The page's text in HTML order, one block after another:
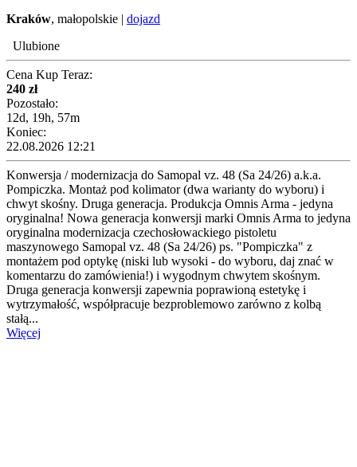
Kraków, małopolskie | dojazd
Ulubione
Cena Kup Teraz:
240 zł
Pozostało:
12d, 19h, 57m
Koniec:
22.08.2026 12:21
Konwersja / modernizacja do Samopal vz. 48 (Sa 24/26) a.k.a.
Pompiczka. Montaż pod kolimator (dwa warianty do wyboru) i
chwyt skośny. Druga generacja. Produkcja Omnis Arma - jedyna
oryginalna! Nowa generacja konwersji marki Omnis Arma to jedyna
oryginalna modernizacja czechosłowackiego pistoletu
maszynowego Samopal vz. 48 (Sa 24/26) ps. "Pompiczka" z
montażem pod optykę (niski lub wysoki - do wyboru, daj znać w
komentarzu do zamówienia!) i wygodnym chwytem skośnym.
Druga generacja konwersji zapewnia poprawioną estetykę i
wytrzymałość, współpracuje bezproblemowo zarówno z kolbą
stałą...
Więcej